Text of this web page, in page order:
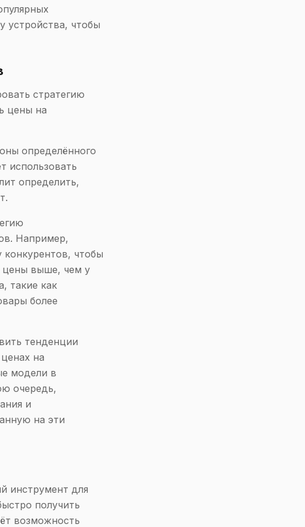
устройства, чтобы
стратегию
цены на
определённого
использовать
определить,
Например,
чтобы
цены выше, чем у
такие как
более
тенденции
на
модели в
очередь,
и
на эти
инструмент для
получить
возможность